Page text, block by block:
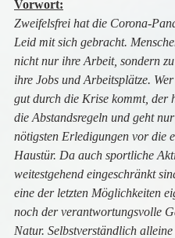
Vorwort:
Zweifelsfrei hat die Corona-
Leid mit sich gebracht.
nicht nur ihre Arbeit, sondern
ihre Jobs und Arbeitsplätze.
gut durch die Krise kommt, der
die Abstandsregeln und geht
nötigsten Erledigungen vor die
Haustür. Da auch sportliche
weitestgehend eingeschränkt
eine der letzten Möglichkeiten
noch der verantwortungsvolle
Natur. Selbstverständlich